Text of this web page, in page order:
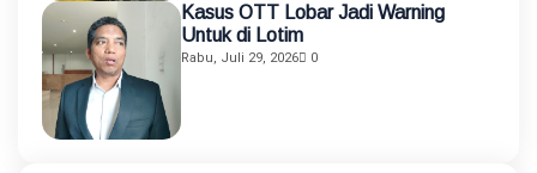
Kasus OTT Lobar Jadi Warning
Untuk di Lotim
Rabu, Juli 29, 2026 0